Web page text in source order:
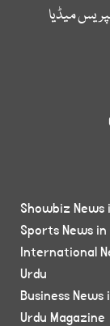
میڈیا
Showbiz News
Sports News in
International
Urdu
Business News
Urdu Magazine